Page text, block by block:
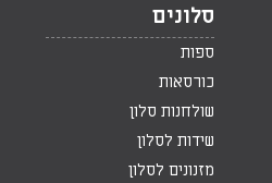
סלונים
ספות
כורסאות
שולחנות סלון
שידות לסלון
מזנונים לסלון